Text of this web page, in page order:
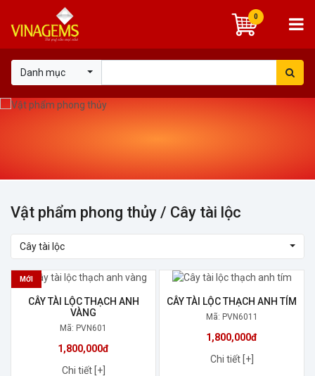
Danh mục
0
Vật phẩm phong thủy / Cây tài lộc
Cây tài lộc
MỚI
CÂY TÀI LỘC THẠCH ANH
VÀNG
Mã: PVN601
1,800,000đ
Chi tiết [+]
CÂY TÀI LỘC THẠCH ANH TÍM
Mã: PVN6011
1,800,000đ
Chi tiết [+]